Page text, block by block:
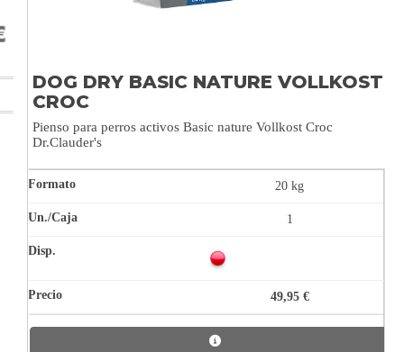
DOG DRY BASIC NATURE VOLLKOST
CROC
Pienso para perros activos Basic nature Vollkost Croc
Dr.Clauder's
20 kg
1
49,95 €